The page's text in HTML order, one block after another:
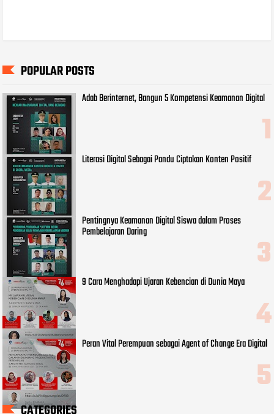
POPULAR POSTS
Adab Berinternet, Bangun 5 Kompetensi Keamanan Digital
Literasi Digital Sebagai Pandu Ciptakan Konten Positif
Pentingnya Keamanan Digital Siswa dalam Proses
Pembelajaran Daring
9 Cara Menghadapi Ujaran Kebencian di Dunia Maya
Peran Vital Perempuan sebagai Agent of Change Era Digital